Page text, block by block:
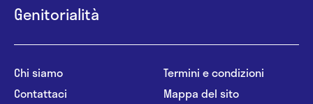
Genitorialità
Chi siamo
Contattaci
Termini e condizioni
Mappa del sito